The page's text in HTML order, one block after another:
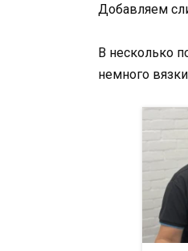
Добавляем
В несколько
немного